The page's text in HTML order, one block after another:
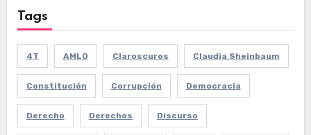
Tags
4T AMLO Claroscuros Claudia Sheinbaum
Constitución Corrupción Democracia
Derecho Derechos Discurso